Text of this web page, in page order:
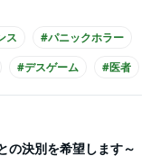
ス
#パニックホラー
#デスゲーム
#医者
謎が謎を呼ぶ
の決別を希望します～